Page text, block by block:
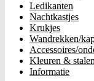
Ledikanten
Nachtkastjes
Krukjes
Wandrekken/
Accessoires/
Kleuren & stalen
Informatie